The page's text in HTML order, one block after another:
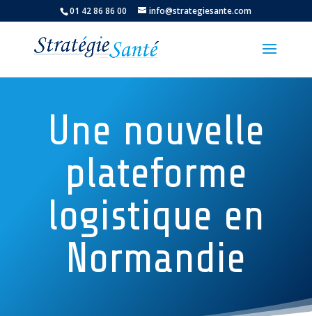
01 42 86 86 00 info@strategiesante.com
Une nouvelle
plateforme
logistique en
Normandie